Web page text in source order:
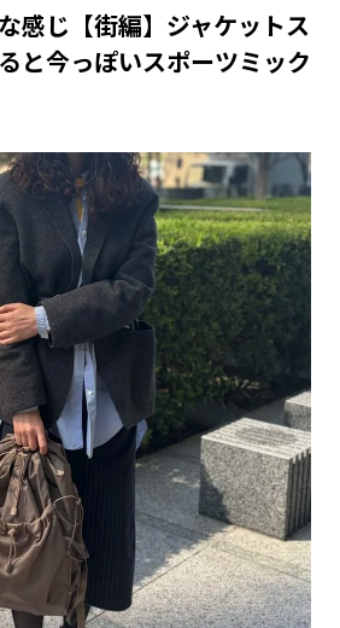
感じ【街編】ジャケットス
と今っぽいスポーツミック